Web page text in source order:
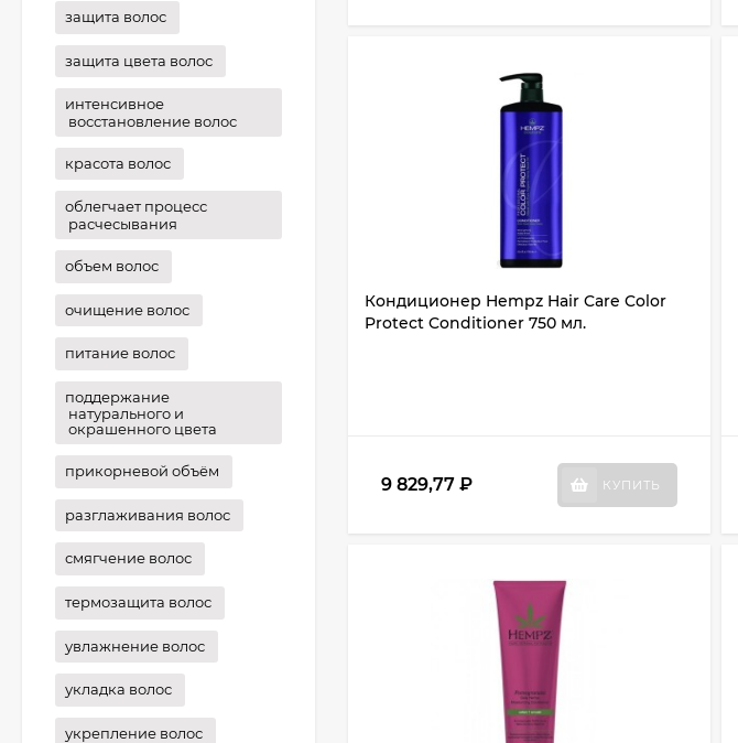
Кондиционер Hempz Hair Care Color
Protect Conditioner 750 мл.
9 829,77 ₽ КУПИТЬ
защита волос
защита цвета волос
интенсивное
восстановление волос
красота волос
облегчает процесс
расчесывания
объем волос
очищение волос
питание волос
поддержание
натурального и
окрашенного цвета
прикорневой объём
разглаживания волос
смягчение волос
термозащита волос
увлажнение волос
укладка волос
укрепление волос